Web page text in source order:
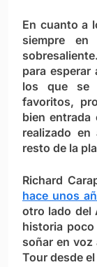
En cuanto a
siempre
para esperar
los que se
favoritos,
bien entrada
realizado
resto de la
Richard
hace unos
otro lado del
historia
soñar en voz
Tour desde